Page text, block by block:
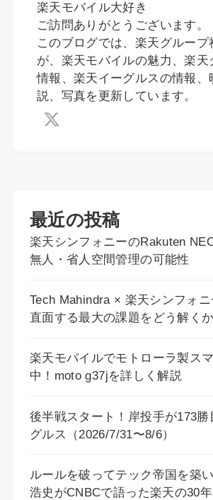
楽天モバイル大好き
ご訪問ありがとうございます。
このブログでは、楽天グループ
が、楽天モバイルの魅力、楽天
情報、楽天イーグルスの情報、
説、写真を更新しています。
最近の投稿
楽天シンフォニーのRakuten
無人・省人空間管理の可能性
Tech Mahindra × 楽天シンフォ
直面する最大の課題をどう解くか
楽天モバイルでモトローラ製ス
中！moto g37jを詳しく解説
後半戦スタート！岸投手が173勝
グルス（2026/7/31〜8/6）
ルールを破ってテック帝国を築
浩史がCNBCで語った楽天の30